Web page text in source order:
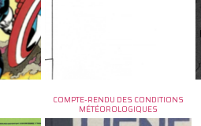
COMPTE-RENDU DES CONDITIONS
MÉTÉOROLOGIQUES